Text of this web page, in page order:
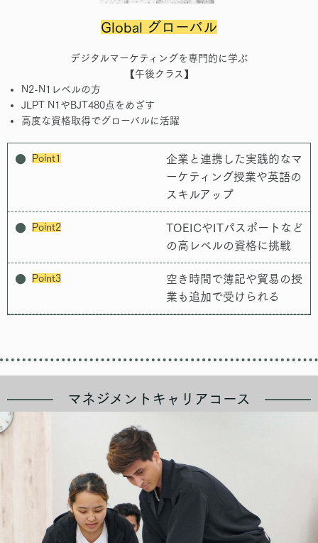
Global グローバル
デジタルマーケティングを専門的に学ぶ
【午後クラス】
N2-N1レベルの方
JLPT N1やBJT480点をめざす
高度な資格取得でグローバルに活躍
Point1
企業と連携した実践的なマ
ーケティング授業や英語の
スキルアップ
Point2
TOEICやITパスポートなど
の高レベルの資格に挑戦
Point3
空き時間で簿記や貿易の授
業も追加で受けられる
マネジメントキャリアコース